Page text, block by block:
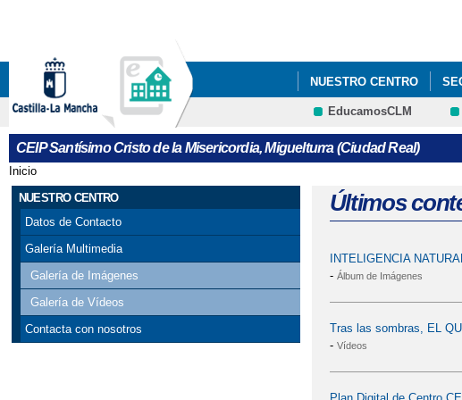
NUESTRO CENTRO
EducamosCLM
CEIP Santísimo Cristo de la Misericordia, Miguelturra (Ciudad Real)
Se encuentra usted aquí
Inicio
NUESTRO CENTRO
Datos de Contacto
Galería Multimedia
Galería de Imágenes
Galería de Vídeos
Contacta con nosotros
Últimos
INTELIGENCIA
- Álbum de Imágenes
Tras las sombras, EL
- Vídeos